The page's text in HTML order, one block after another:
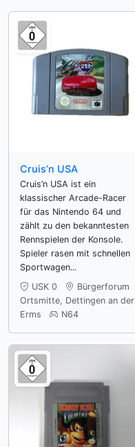
Cruis’n USA
Cruis’n USA ist ein
klassischer Arcade-Racer
für das Nintendo 64 und
zählt zu den bekanntesten
Rennspielen der Konsole.
Spieler rasen mit schnellen
Sportwagen...
USK 0
Bürgerforum
Ortsmitte, Dettingen an der
Erms
N64